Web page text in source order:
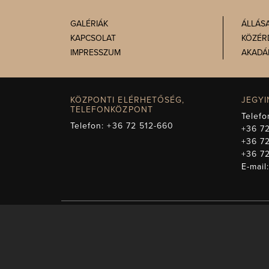
GALÉRIÁK
KAPCSOLAT
IMPRESSZUM
KÖZPONTI ELÉRHETŐSÉG,
TELEFONKÖZPONT
Telefon:+36 72 512-660
+36
+36
+36
E-mail: